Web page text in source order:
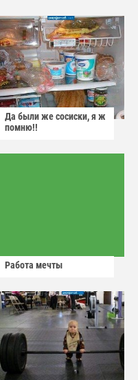
Да были же сосиски, я ж
помню!!
Работа мечты